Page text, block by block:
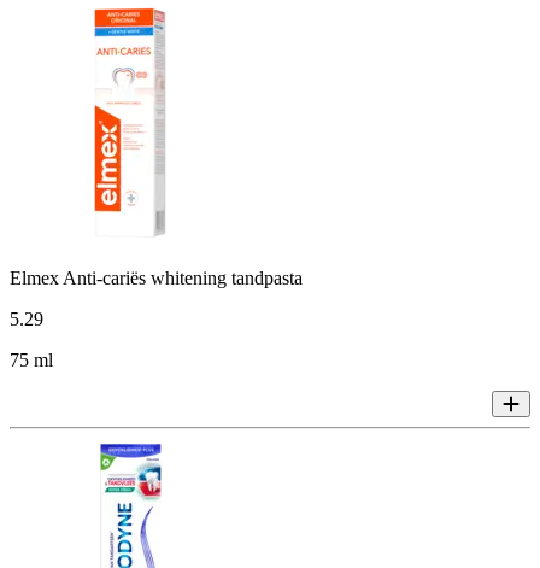
Elmex Anti-cariës whitening tandpasta
5.29
75 ml